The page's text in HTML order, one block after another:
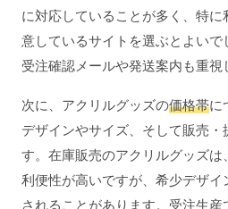
に対応していることが多く、特
意しているサイトを選ぶとよい
受注確認メールや発送案内も重視
次に、アクリルグッズの価格帯に
デザインやサイズ、そして販売・
す。在庫販売のアクリルグッズ
利便性が高いですが、希少デザ
されることがあります。受注生